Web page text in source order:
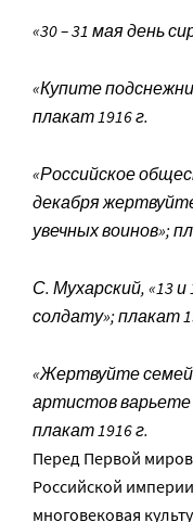
«30 – 31 мая день
«Купите
плакат 1916 г.
«Российское
декабря
увечных воинов»;
С. Мухарский, «13
солдату»; плакат
«Жертвуйте
артистов варьете
плакат 1916 г.
Перед Первой
Российской
многовековая